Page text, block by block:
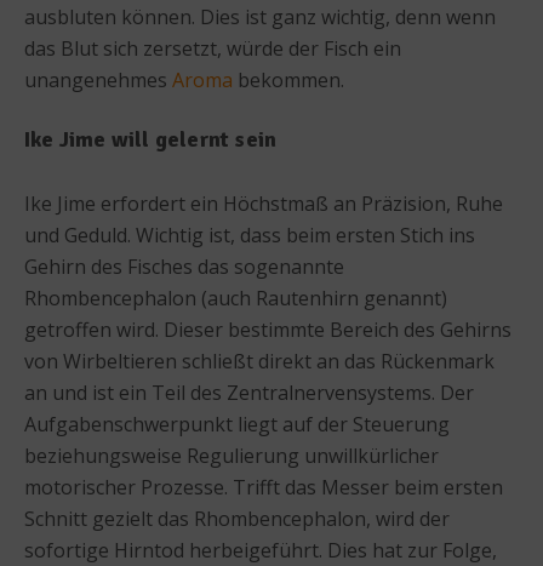
ausbluten können. Dies ist ganz wichtig, denn wenn
das Blut sich zersetzt, würde der Fisch ein
unangenehmes Aroma bekommen.
Ike Jime will gelernt sein
Ike Jime erfordert ein Höchstmaß an Präzision, Ruhe
und Geduld. Wichtig ist, dass beim ersten Stich ins
Gehirn des Fisches das sogenannte
Rhombencephalon (auch Rautenhirn genannt)
getroffen wird. Dieser bestimmte Bereich des Gehirns
von Wirbeltieren schließt direkt an das Rückenmark
an und ist ein Teil des Zentralnervensystems. Der
Aufgabenschwerpunkt liegt auf der Steuerung
beziehungsweise Regulierung unwillkürlicher
motorischer Prozesse. Trifft das Messer beim ersten
Schnitt gezielt das Rhombencephalon, wird der
sofortige Hirntod herbeigeführt. Dies hat zur Folge,